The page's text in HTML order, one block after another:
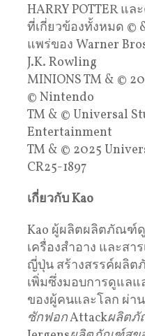
HARRY POTTER แ
ที่เกี่ยวข้องทั้งหมด ©
แพร่ของ Warner
J.K. Rowling
MINIONS TM & ©
© Nintendo
TM & © Universal
Entertainment
TM & © 2025
CR25-1897
เกี่ยวกับ Kao
Kao ผู้ผลิตผลิตภัณฑ์ดู
เครื่องสำอาง และสา
ญี่ปุ่น สร้างสรรค์ผลิ
เพิ่มซึ่งมอบการดูแล
ของผู้คนและโลก ผ่า
ซักฟอกAttackผลิต